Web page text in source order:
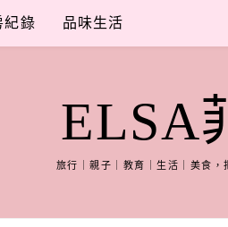
紀錄 品味生活
ELSA
旅行｜親子｜教育｜生活｜美食，